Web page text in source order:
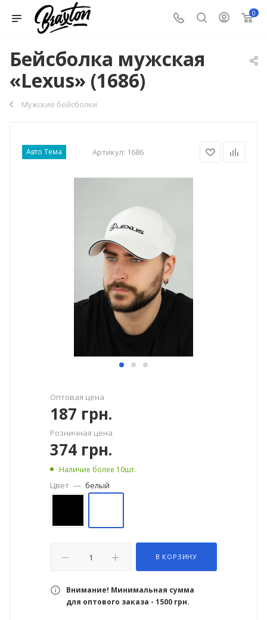
0
Бейсболка мужская
«Lexus» (1686)
Мужские бейсболки
Авто Тема Артикул: 1686
Оптовая цена
187 грн.
Розничная цена
374 грн.
Наличие более 10шт.
Цвет — белый
В КОРЗИНУ
Внимание! Минимальная сумма
для оптового заказа - 1500 грн.